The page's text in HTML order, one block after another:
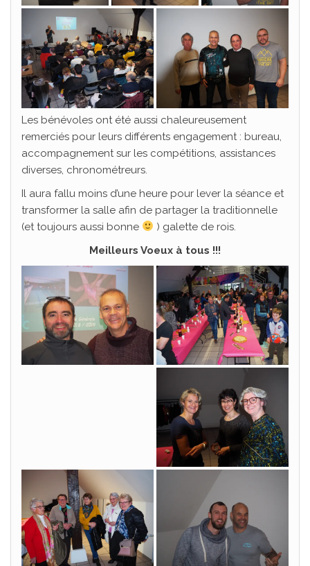
Les bénévoles ont été aussi chaleureusement
remerciés pour leurs différents engagement : bureau,
accompagnement sur les compétitions, assistances
diverses, chronométreurs.
Il aura fallu moins d’une heure pour lever la séance et
transformer la salle afin de partager la traditionnelle
(et toujours aussi bonne
) galette de rois.
Meilleurs Voeux à tous !!!